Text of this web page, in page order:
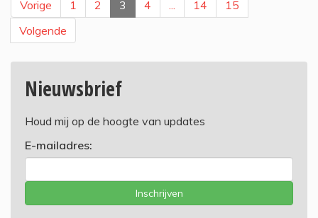
Vorige 1 2 3 4 ... 14
15
Volgende
Nieuwsbrief
Houd mij op de hoogte van updates
E-mailadres:
Inschrijven